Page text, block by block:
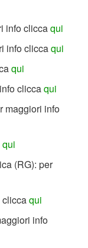
info cliccaqui
info cliccaqui
qui
cliccaqui
maggiori info
qui
(RG): per
cliccaqui
info